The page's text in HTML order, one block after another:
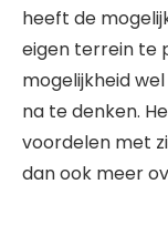
heeft de
eigen terrein te
mogelijkheid
na te denken.
voordelen met
dan ook meer